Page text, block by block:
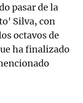
pasar de la
Silva, con
octavos de
ha finalizado